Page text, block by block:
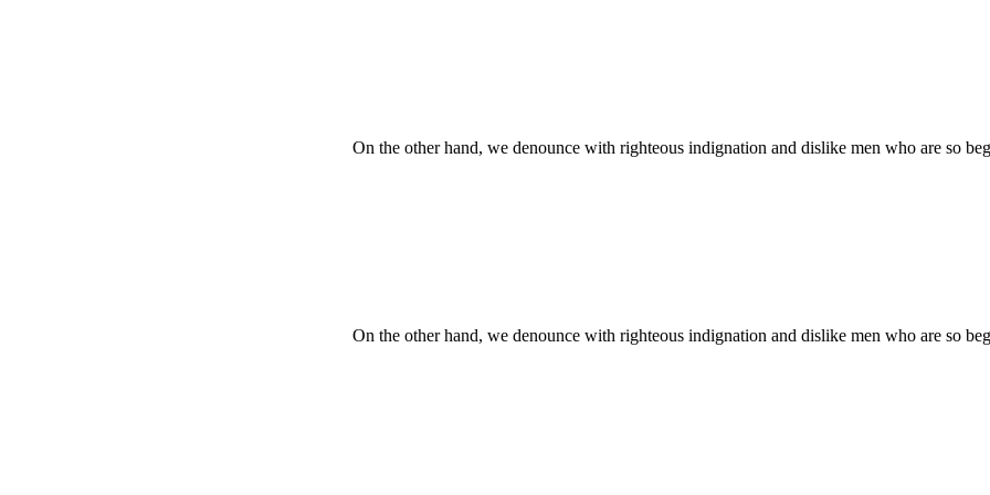
On the other hand, we denounce with righteous indignation and dislike men who are so
On the other hand, we denounce with righteous indignation and dislike men who are so